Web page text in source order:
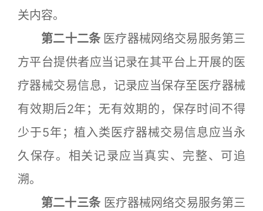
关内容。
第二十二条 医疗器械网络交易服务第三
方平台提供者应当记录在其平台上开展的医
疗器械交易信息，记录应当保存至医疗器械
有效期后2年；无有效期的，保存时间不得
少于5年；植入类医疗器械交易信息应当永
久保存。相关记录应当真实、完整、可追
溯。
第二十三条医疗器械网络交易服务第三